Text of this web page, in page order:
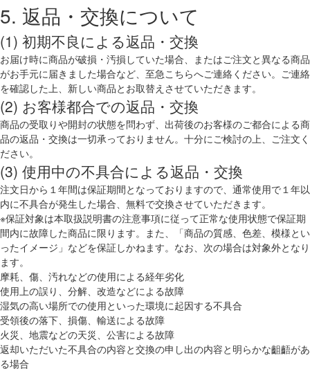
5. 返品・交換について
(1) 初期不良による返品・交換
お届け時に商品が破損・汚損していた場合、またはご注文と異なる商品
がお手元に届きました場合など、至急こちらへご連絡ください。ご連絡
を確認した上、新しい商品とお取替えさせていただきます。
(2) お客様都合での返品・交換
商品の受取りや開封の状態を問わず、出荷後のお客様のご都合による商
品の返品・交換は一切承っておりません。十分にご検討の上、ご注文く
ださい。
(3) 使用中の不具合による返品・交換
注文日から１年間は保証期間となっておりますので、通常使用で１年以
内に不具合が発生した場合、無料で交換させていただきます。
※保証対象は本取扱説明書の注意事項に従って正常な使用状態で保証期
間内に故障した商品に限ります。また、「商品の質感、色差、模様とい
ったイメージ」などを保証しかねます。なお、次の場合は対象外となり
ます。
摩耗、傷、汚れなどの使用による経年劣化
使用上の誤り、分解、改造などによる故障
湿気の高い場所での使用といった環境に起因する不具合
受領後の落下、損傷、輸送による故障
火災、地震などの天災、公害による故障
返却いただいた不具合の内容と交換の申し出の内容と明らかな齟齬があ
る場合